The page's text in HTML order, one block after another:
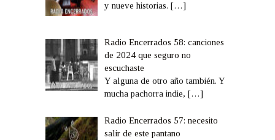
y nueve historias.[…]
Radio Encerrados 58: canciones
de 2024 que seguro no
escuchaste
Y alguna de otro año también. Y
mucha pachorra indie,[…]
Radio Encerrados 57: necesito
salir de este pantano